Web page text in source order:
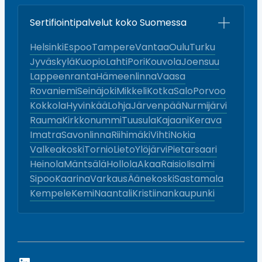
Sertifiointipalvelut koko Suomessa
HelsinkiEspooTampereVantaaOuluTurku
JyväskyläKuopioLahtiPoriKouvolaJoensuu
LappeenrantaHämeenlinnaVaasa
RovaniemiSeinäjokiMikkeliKotkaSaloPorvoo
KokkolaHyvinkääLohjaJärvenpääNurmijärvi
RaumaKirkkonummiTuusulaKajaaniKerava
ImatraSavonlinnaRiihimäkiVihtiNokia
ValkeakoskiTornioLietoYlöjärviPietarsaari
HeinolaMäntsäläHollolaAkaaRaisioIisalmi
SipooKaarinaVarkausÄänekoskiSastamala
KempeleKemiNaantaliKristiinankaupunki